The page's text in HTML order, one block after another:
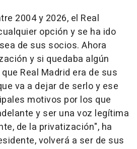
2004 y 2026, el Real
opción y se ha ido
de sus socios. Ahora
y si quedaba algún
Real Madrid era de sus
va a dejar de serlo y ese
motivos por los que
y ser una voz legítima
de la privatización", ha
volverá a ser de sus